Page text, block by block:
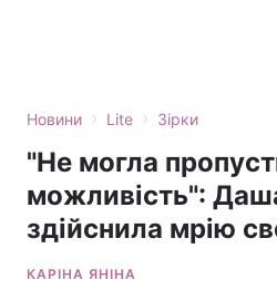
Новини › Lite › Зірки
"Не могла
можливість":
здійснила мрію
КАРІНА ЯНІНА